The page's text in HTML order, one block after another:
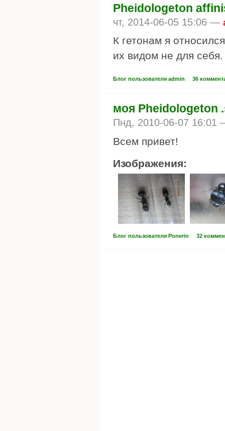
Pheidologeton
чт, 2014-06-05 15:06 —
К гетонам я
их видом не для себя.
Блог пользователя admin 36
моя Pheidologeton
Пнд, 2010-06-07
Всем привет!
Изображения:
Блог пользователя Ponerin 32